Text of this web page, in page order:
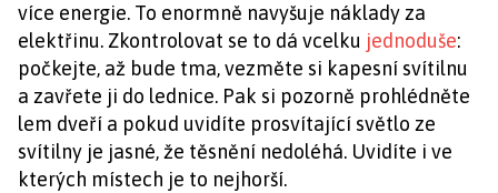
více energie. To enormně navyšuje náklady za
elektřinu. Zkontrolovat se to dá vcelku jednoduše:
počkejte, až bude tma, vezměte si kapesní svítilnu
a zavřete ji do lednice. Pak si pozorně prohlédněte
lem dveří a pokud uvidíte prosvítající světlo ze
svítilny je jasné, že těsnění nedoléhá. Uvidíte i ve
kterých místech je to nejhorší.